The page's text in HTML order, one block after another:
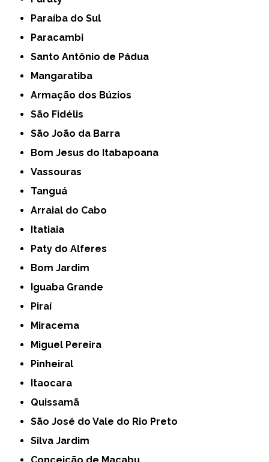
Paraíba do Sul
Paracambi
Santo Antônio de Pádua
Mangaratiba
Armação dos Búzios
São Fidélis
São João da Barra
Bom Jesus do Itabapoana
Vassouras
Tanguá
Arraial do Cabo
Itatiaia
Paty do Alferes
Bom Jardim
Iguaba Grande
Piraí
Miracema
Miguel Pereira
Pinheiral
Itaocara
Quissamã
São José do Vale do Rio Preto
Silva Jardim
Conceição de Macabu